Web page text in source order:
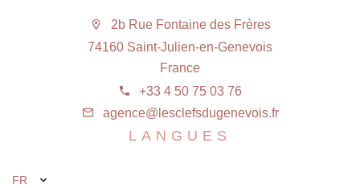
2b Rue Fontaine des Frères
74160 Saint-Julien-en-Genevois
France
+33 4 50 75 03 76
agence@lesclefsdugenevois.fr
LANGUES
FR